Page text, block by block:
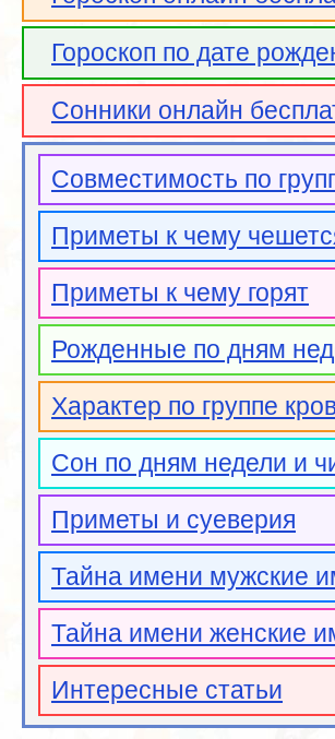
Гороскоп по дате
Сонники онлайн
Совместимость по
Приметы к чему
Приметы к чему горят
Рожденные по дням
Характер по группе
Сон по дням недели и
Приметы и суеверия
Тайна имени мужские
Тайна имени женские
Интересные статьи